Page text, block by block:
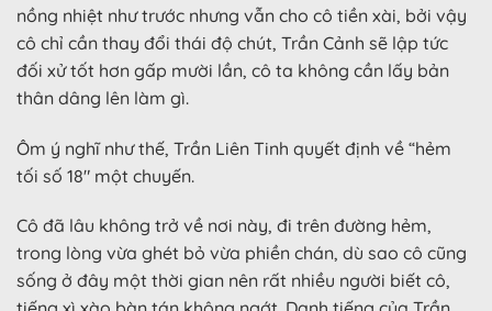
nồng nhiệt như trước nhưng vẫn cho cô tiền xài, bởi vậy
cô chỉ cần thay đổi thái độ chút, Trần Cảnh sẽ lập tức
đối xử tốt hơn gấp mười lần, cô ta không cần lấy bản
thân dâng lên làm gì.
Ôm ý nghĩ như thế, Trần Liên Tinh quyết định về “hẻm
tối số 18″ một chuyến.
Cô đã lâu không trở về nơi này, đi trên đường hẻm,
trong lòng vừa ghét bỏ vừa phiền chán, dù sao cô cũng
sống ở đây một thời gian nên rất nhiều người biết cô,